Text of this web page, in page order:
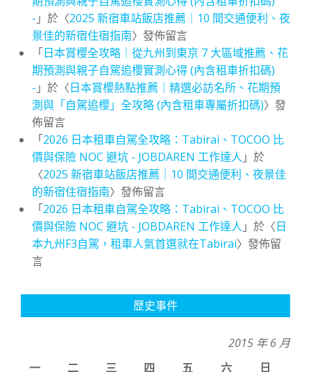
- 」於〈2025 新宿車站飯店推薦｜10 間交通便利、夜
景佳的新宿住宿指南〉發佈留言
「日本賞櫻全攻略｜從九州到東京 7 大區域推薦、花
期預測與親子自駕追櫻實測心得 (內含租車折扣碼)
- 」於〈日本賞櫻熱點推薦｜精選必訪名所、花期預
測與「自駕追櫻」全攻略 (內含租車專屬折扣碼)〉發
佈留言
「2026 日本租車自駕全攻略：Tabirai、TOCOO 比
價與保險 NOC 避坑 - JOBDAREN 工作達人 」於
〈2025 新宿車站飯店推薦｜10 間交通便利、夜景佳
的新宿住宿指南〉發佈留言
「2026 日本租車自駕全攻略：Tabirai、TOCOO 比
價與保險 NOC 避坑 - JOBDAREN 工作達人 」於〈日
本九州F3自駕，租車人氣首選就在Tabirai〉發佈留
言
歷史事件
2015 年 6 月
一
二 三 四 五 六
日